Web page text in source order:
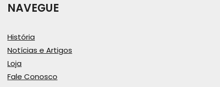
NAVEGUE
História
Notícias e Artigos
Loja
Fale Conosco